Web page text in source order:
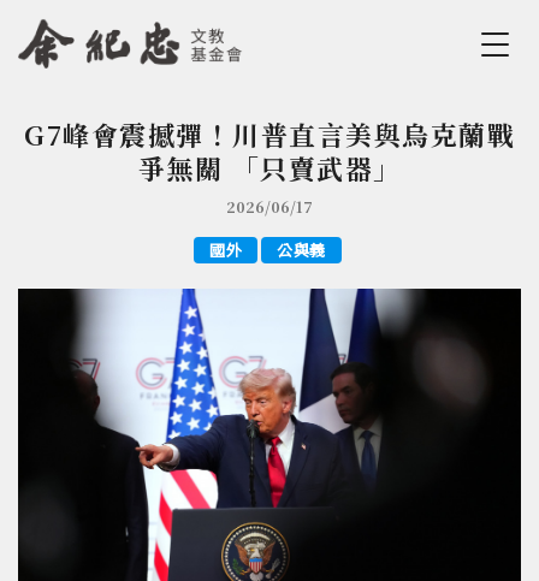
Jump to Navigation
Jump to Main content
您在這裡
G7峰會震撼彈！川普直言美與烏克蘭戰
爭無關 「只賣武器」
2026/06/17
國外 公與義